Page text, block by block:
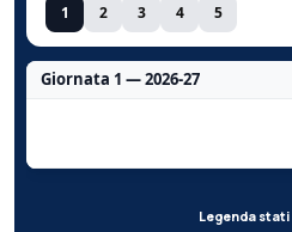
1 2 3 4 5
Giornata 1 — 2026-27
Legenda